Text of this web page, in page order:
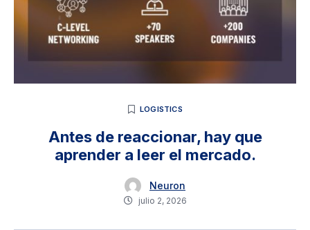
LOGISTICS
Antes de reaccionar, hay que
aprender a leer el mercado.
Neuron
julio 2, 2026